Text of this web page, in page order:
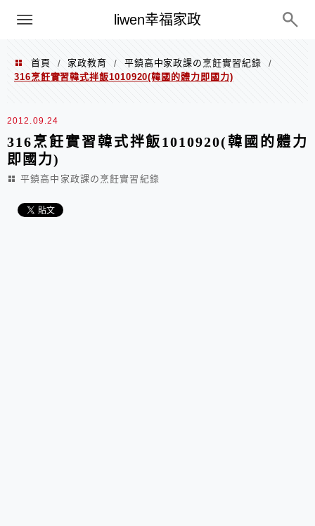
liwen幸福家政
menu
首頁 / 家政教育 / 平鎮高中家政課の烹飪實習紀錄
/
316烹飪實習韓式拌飯1010920(韓國的體力即國力)
2012.09.24
316烹飪實習韓式拌飯1010920(韓國的體力
即國力)
平鎮高中家政課の烹飪實習紀錄